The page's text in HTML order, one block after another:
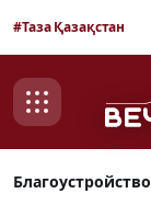
#Таза Қазақстан
Благоустройство